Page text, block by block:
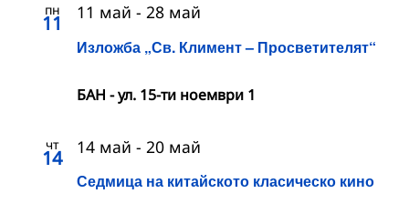
пн
11
Изложба „Св. Климент – Просветителят“
11 май - 28 май
БАН - ул. 15-ти ноември 1
чт
14
Седмица на китайското класическо кино
14 май - 20 май